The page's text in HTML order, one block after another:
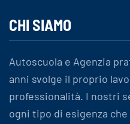
CHI SIAMO
Autoscuola e Agenzia
anni svolge il proprio
professionalità. I nostri
ogni tipo di esigenza